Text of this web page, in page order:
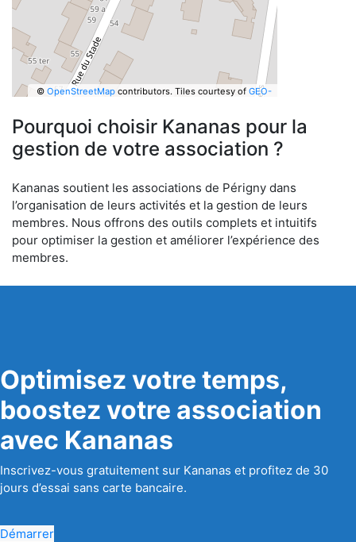
© OpenStreetMapcontributors. Tiles courtesy of GEO-
Pourquoi choisir Kananas pour la
gestion de votre association ?
Kananas soutient les associations de Périgny dans
l’organisation de leurs activités et la gestion de leurs
membres. Nous offrons des outils complets et intuitifs
pour optimiser la gestion et améliorer l’expérience des
membres.
Optimisez votre temps,
boostez votre association
avec Kananas
Inscrivez-vous gratuitement sur Kananas et profitez de 30
jours d’essai sans carte bancaire.
Démarrer